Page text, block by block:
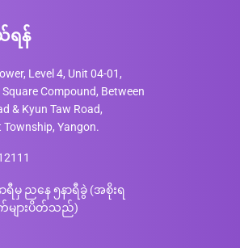
န်
Level 4, Unit 04-01,
Compound, Between
& Kyun Taw Road,
Township, Yangon.
ရီမှ ညနေ ၅နာရီခွဲ (အစိုးရ
များပိတ်သည်)